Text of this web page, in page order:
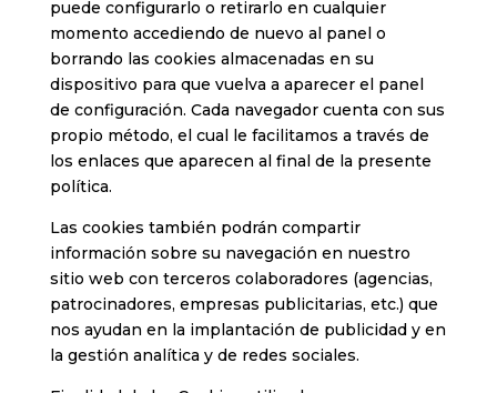
puede configurarlo o retirarlo en cualquier
momento accediendo de nuevo al panel o
borrando las cookies almacenadas en su
dispositivo para que vuelva a aparecer el panel
de configuración. Cada navegador cuenta con sus
propio método, el cual le facilitamos a través de
los enlaces que aparecen al final de la presente
política.
Las cookies también podrán compartir
información sobre su navegación en nuestro
sitio web con terceros colaboradores (agencias,
patrocinadores, empresas publicitarias, etc.) que
nos ayudan en la implantación de publicidad y en
la gestión analítica y de redes sociales.